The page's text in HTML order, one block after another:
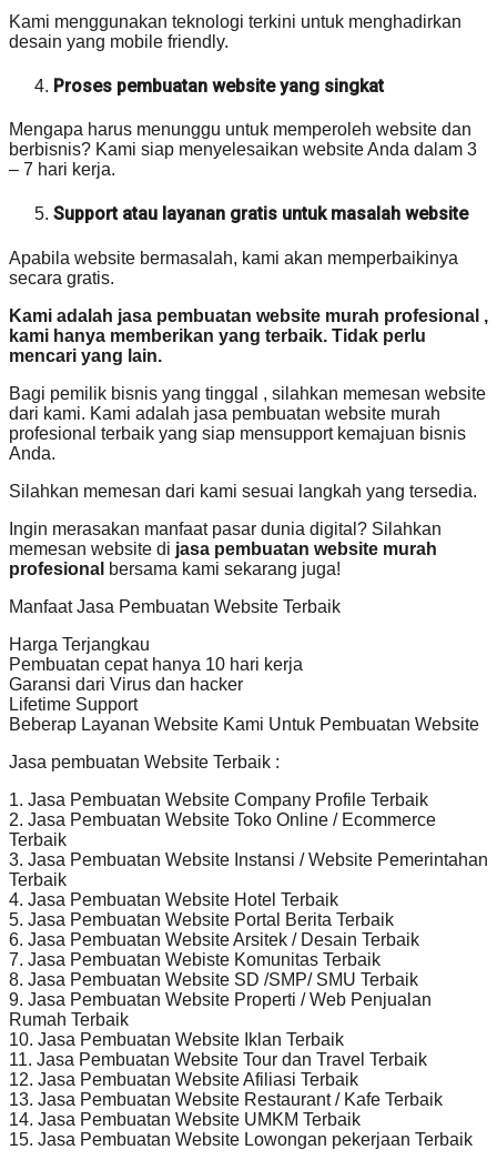
Kami menggunakan teknologi terkini untuk menghadirkan
desain yang mobile friendly.
Proses pembuatan website yang singkat
Mengapa harus menunggu untuk memperoleh website dan
berbisnis? Kami siap menyelesaikan website Anda dalam 3
– 7 hari kerja.
Support atau layanan gratis untuk masalah website
Apabila website bermasalah, kami akan memperbaikinya
secara gratis.
Kami adalah jasa pembuatan website murah profesional ,
kami hanya memberikan yang terbaik. Tidak perlu
mencari yang lain.
Bagi pemilik bisnis yang tinggal , silahkan memesan website
dari kami. Kami adalah jasa pembuatan website murah
profesional terbaik yang siap mensupport kemajuan bisnis
Anda.
Silahkan memesan dari kami sesuai langkah yang tersedia.
Ingin merasakan manfaat pasar dunia digital? Silahkan
memesan website di jasa pembuatan website murah
profesional bersama kami sekarang juga!
Manfaat Jasa Pembuatan Website Terbaik
Harga Terjangkau
Pembuatan cepat hanya 10 hari kerja
Garansi dari Virus dan hacker
Lifetime Support
Beberap Layanan Website Kami Untuk Pembuatan Website
Jasa pembuatan Website Terbaik :
1. Jasa Pembuatan Website Company Profile Terbaik
2. Jasa Pembuatan Website Toko Online / Ecommerce
Terbaik
3. Jasa Pembuatan Website Instansi / Website Pemerintahan
Terbaik
4. Jasa Pembuatan Website Hotel Terbaik
5. Jasa Pembuatan Website Portal Berita Terbaik
6. Jasa Pembuatan Website Arsitek / Desain Terbaik
7. Jasa Pembuatan Webiste Komunitas Terbaik
8. Jasa Pembuatan Website SD /SMP/ SMU Terbaik
9. Jasa Pembuatan Website Properti / Web Penjualan
Rumah Terbaik
10. Jasa Pembuatan Website Iklan Terbaik
11. Jasa Pembuatan Website Tour dan Travel Terbaik
12. Jasa Pembuatan Website Afiliasi Terbaik
13. Jasa Pembuatan Website Restaurant / Kafe Terbaik
14. Jasa Pembuatan Website UMKM Terbaik
15. Jasa Pembuatan Website Lowongan pekerjaan Terbaik